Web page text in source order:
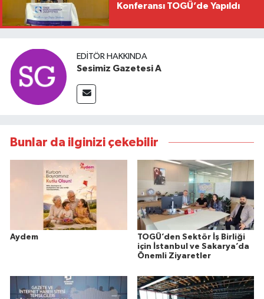
Konferansı TOGÜ’de Yapıldı
EDITÖR HAKKINDA
Sesimiz Gazetesi A
Bunlar da ilginizi çekebilir
Aydem
TOGÜ’den Sektör İş Birliği
için İstanbul ve Sakarya’da
Önemli Ziyaretler